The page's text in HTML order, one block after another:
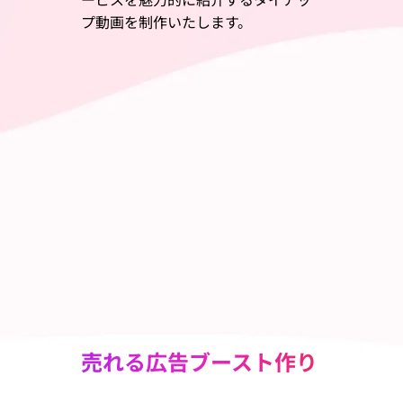
プ動画を制作いたします。
売れる広告ブースト作り